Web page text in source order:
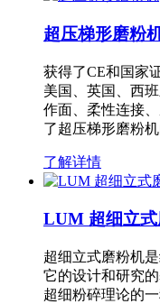
超压梯形磨粉
获得了CE和国家
美国、英国、西
作面、柔性连接
了超压梯形磨粉
了解详情
LUM 超细立
超细立式磨粉机
它的设计和研究
超细粉碎理论的